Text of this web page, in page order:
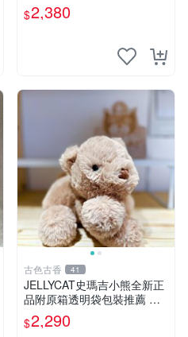
選一 可繡字 可今天寄明天到
$2,380
古色古香 41
JELLYCAT史瑪吉小熊全新正
品附原箱透明袋包裝推薦 透
明袋 包裝盒 史瑪吉小熊
$2,290